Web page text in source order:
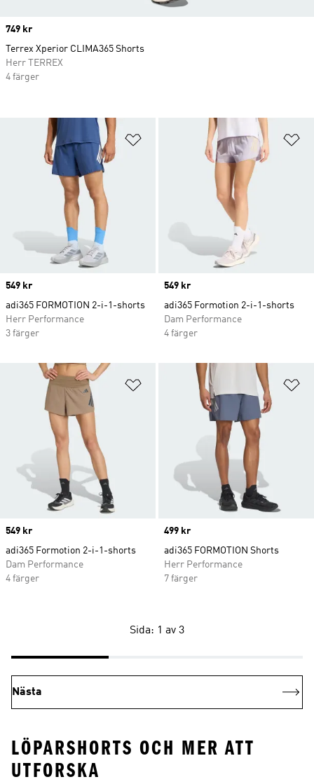
Lägg till på önskelistan
Price
549 kr
adi365 FORMOTION 2-i-1-shorts
Herr Performance
3 färger
Price
549 kr
adi365 Formotion 2-i-1-shorts
Dam Performance
4 färger
Lägg till på önskelistan
Price
549 kr
adi365 Formotion 2-i-1-shorts
Dam Performance
4 färger
Price
499 kr
adi365 FORMOTION Shorts
Herr Performance
7 färger
Price
749 kr
Terrex Xperior CLIMA365 Shorts
Herr TERREX
4 färger
Sida: 1 av 3
Nästa
LÖPARSHORTS OCH MER ATT
UTFORSKA